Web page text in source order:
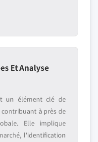
Et Analyse
un élément clé de
contribuant à près de
Elle implique
l'identification